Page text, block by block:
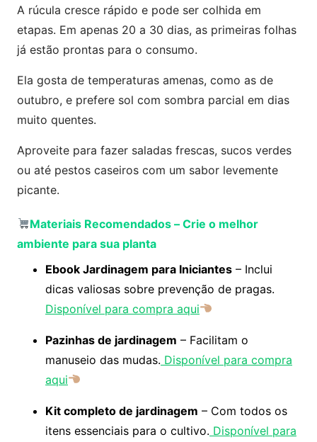
A rúcula cresce rápido e pode ser colhida em
etapas. Em apenas 20 a 30 dias, as primeiras folhas
já estão prontas para o consumo.
Ela gosta de temperaturas amenas, como as de
outubro, e prefere sol com sombra parcial em dias
muito quentes.
Aproveite para fazer saladas frescas, sucos verdes
ou até pestos caseiros com um sabor levemente
picante.
Materiais Recomendados – Crie o melhor
ambiente para sua planta
Ebook Jardinagem para Iniciantes – Inclui
dicas valiosas sobre prevenção de pragas.
Disponível para compra aqui
Pazinhas de jardinagem – Facilitam o
manuseio das mudas. Disponível para compra
aqui
Kit completo de jardinagem – Com todos os
itens essenciais para o cultivo. Disponível para